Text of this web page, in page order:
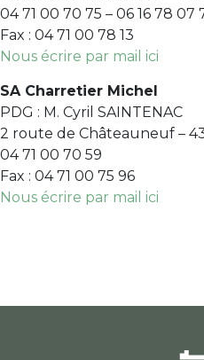
04 71 00 70 75 – 06 16 78 07
Fax : 04 71 00 78 13
Nous écrire par mail ici
SA Charretier Michel
PDG : M. Cyril SAINTENAC
2 route de Châteauneuf –
04 71 00 70 59
Fax : 04 71 00 75 96
Nous écrire par mail ici